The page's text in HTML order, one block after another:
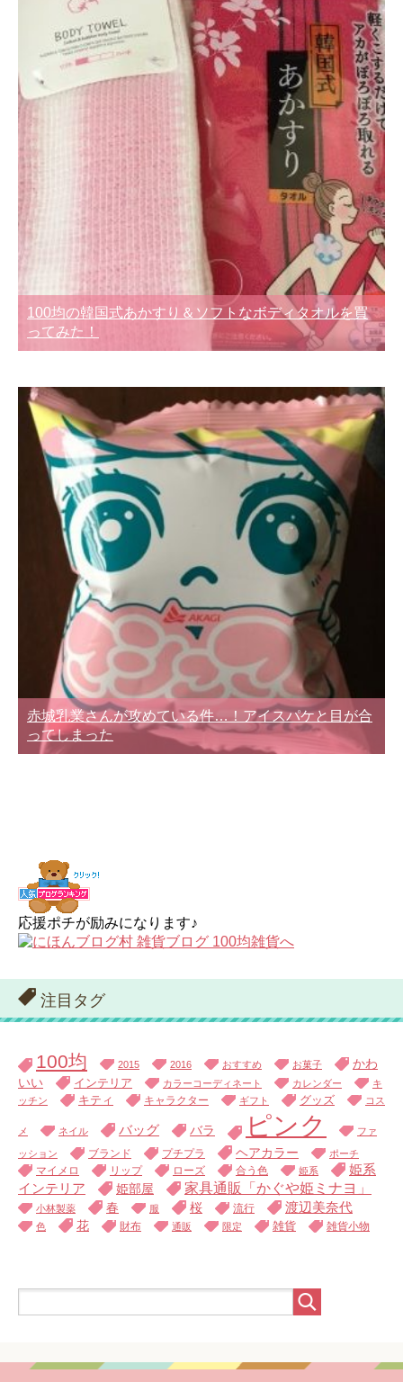
100均の韓国式あかすり＆ソフトなボディタオルを買
ってみた！
赤城乳業さんが攻めている件…！アイスパケと目が合
ってしまった
応援ポチが励みになります♪
注目タグ
100均 2015 2016 おすすめ お菓子
かわ
いい
インテリア カラーコーディネート カレンダー
キ
ッチン
キティ キャラクター ギフト グッズ コス
メ ネイル バッグ バラ ピンク ファ
ッション ブランド プチプラ ヘアカラー ポーチ
マイメロ リップ ローズ 合う色 姫系
姫系
インテリア
姫部屋 家具通販「かぐや姫ミナヨ」
小林製薬 春 服 桜 流行 渡辺美奈代
色 花 財布 通販 限定 雑貨 雑貨小物